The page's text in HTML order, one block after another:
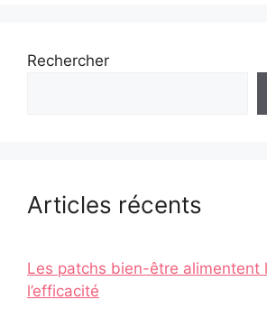
Rechercher
Articles récents
Les patchs bien-être alimentent
l’efficacité